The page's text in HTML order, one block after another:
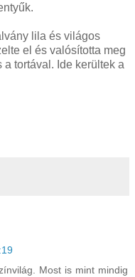
lila és világos
el és valósította meg
tortával. Ide kerültek a
Most is mint mindig